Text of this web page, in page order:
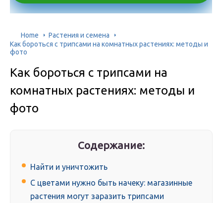
Home
Растения и семена
Как бороться с трипсами на комнатных растениях: методы и
фото
Как бороться с трипсами на
комнатных растениях: методы и
фото
Содержание:
Найти и уничтожить
С цветами нужно быть начеку: магазинные
растения могут заразить трипсами